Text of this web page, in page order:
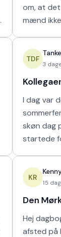
om, at
mænd
vende den
TDF
3
I dag var
skøn dag på
startede
naturligt
KR
15
Den
Hej
afsted på